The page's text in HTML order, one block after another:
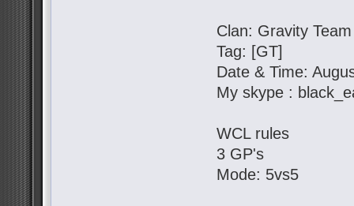
Clan: Gravity Team
Tag: [GT]
Date & Time:
My skype :
WCL rules
3 GP's
Mode: 5vs5